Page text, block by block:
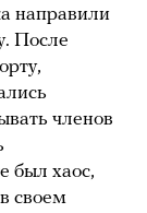
направили
После
членов
был хаос,
своем